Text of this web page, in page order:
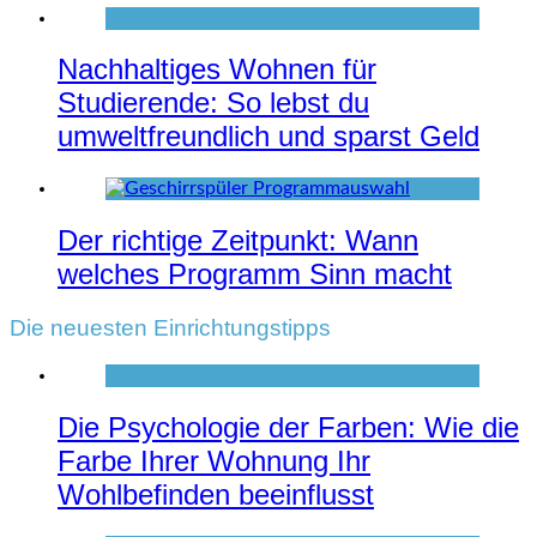
Nachhaltiges Wohnen für
Studierende: So lebst du
umweltfreundlich und sparst Geld
Der richtige Zeitpunkt: Wann
welches Programm Sinn macht
Die neuesten Einrichtungstipps
Die Psychologie der Farben: Wie die
Farbe Ihrer Wohnung Ihr
Wohlbefinden beeinflusst